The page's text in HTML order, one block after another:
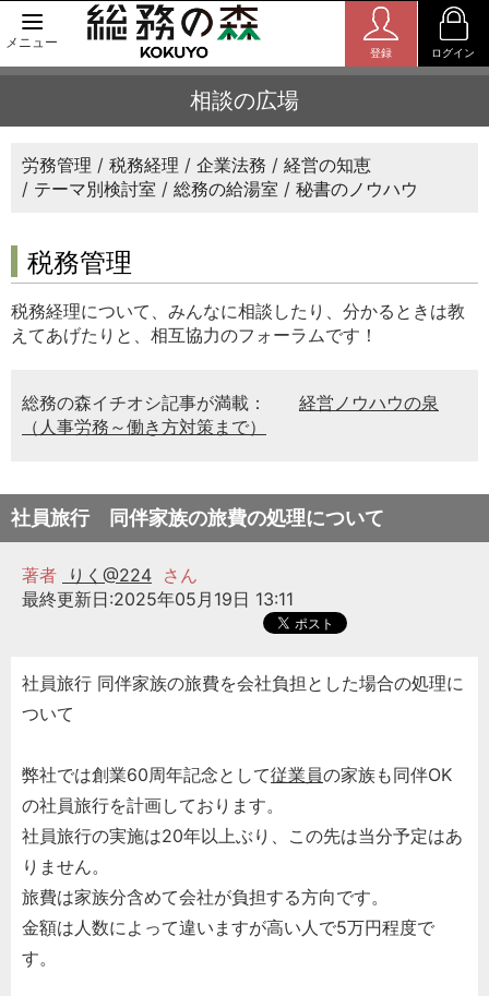
メニュー
登録 ログイン
相談の広場
労務管理 税務経理 企業法務
経営の知恵
テーマ別検討室
総務の給湯室 秘書のノウハウ
税務管理
税務経理について、みんなに相談したり、分かるときは教
えてあげたりと、相互協力のフォーラムです！
総務の森イチオシ記事が満載：
経営ノウハウの泉
（人事労務～働き方対策まで）
社員旅行 同伴家族の旅費の処理について
著者 りく@224 さん
最終更新日:2025年05月19日 13:11
社員旅行 同伴家族の旅費を会社負担とした場合の処理に
ついて
弊社では創業60周年記念として従業員の家族も同伴OK
の社員旅行を計画しております。
社員旅行の実施は20年以上ぶり、この先は当分予定はあ
りません。
旅費は家族分含めて会社が負担する方向です。
金額は人数によって違いますが高い人で5万円程度で
す。